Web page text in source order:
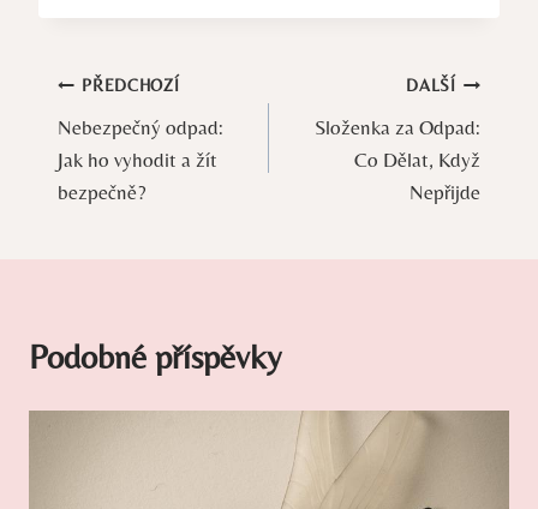
Navigace
pro
příspěvek
PŘEDCHOZÍ
Nebezpečný odpad:
Jak ho vyhodit a žít
bezpečně?
DALŠÍ
Složenka za Odpad:
Co Dělat, Když
Nepřijde
Podobné příspěvky